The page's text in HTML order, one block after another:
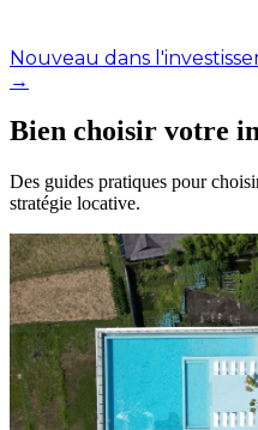
Nouveau dans
→
Bien choisir votre
Des guides pratiques pour
stratégie locative.